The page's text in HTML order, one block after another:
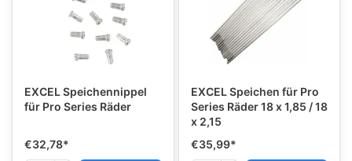
EXCEL Speichennippel
für Pro Series Räder
€32,78*
EXCEL Speichen für Pro
Series Räder 18 x 1,85 / 18
x 2,15
€35,99*